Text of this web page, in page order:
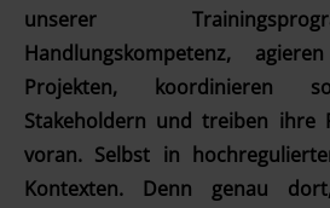
unserer
Handlungskompetenz,
Projekten, koordinieren
Stakeholdern und treiben ihre
voran. Selbst in
Kontexten. Denn genau